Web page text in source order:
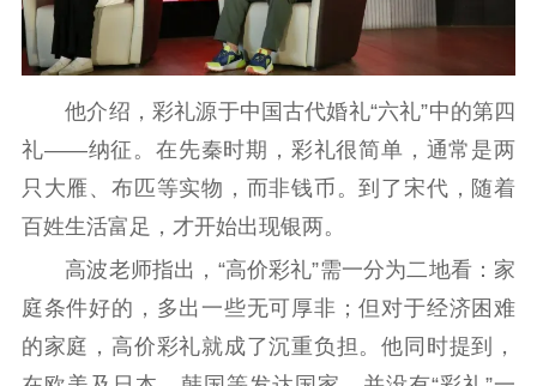
他介绍，彩礼源于中国古代婚礼“六礼”中的第四
礼——纳征。在先秦时期，彩礼很简单，通常是两
只大雁、布匹等实物，而非钱币。到了宋代，随着
百姓生活富足，才开始出现银两。
高波老师指出，“高价彩礼”需一分为二地看：家
庭条件好的，多出一些无可厚非；但对于经济困难
的家庭，高价彩礼就成了沉重负担。他同时提到，